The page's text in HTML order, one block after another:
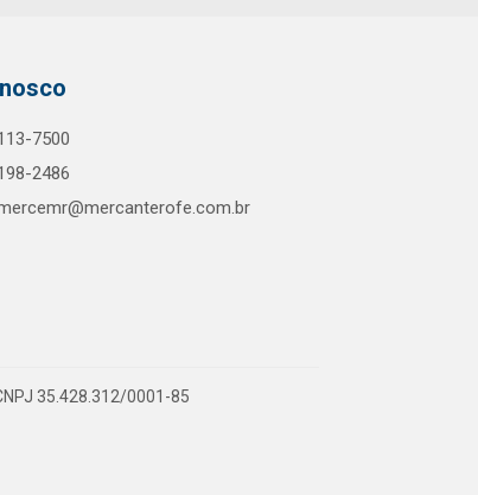
7500
2486
35.428.312/0001-85